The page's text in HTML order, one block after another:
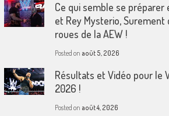
Ce qui semble se préparer
et Rey Mysterio, Surement
roues de la AEW !
Posted on août 5, 2026
Résultats et Vidéo pour le
2026 !
Posted on août 4, 2026